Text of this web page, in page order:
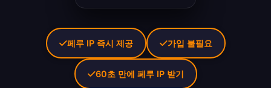
페루 IP 즉시 제공 가입 불필요
60초 만에 페루 IP 받기